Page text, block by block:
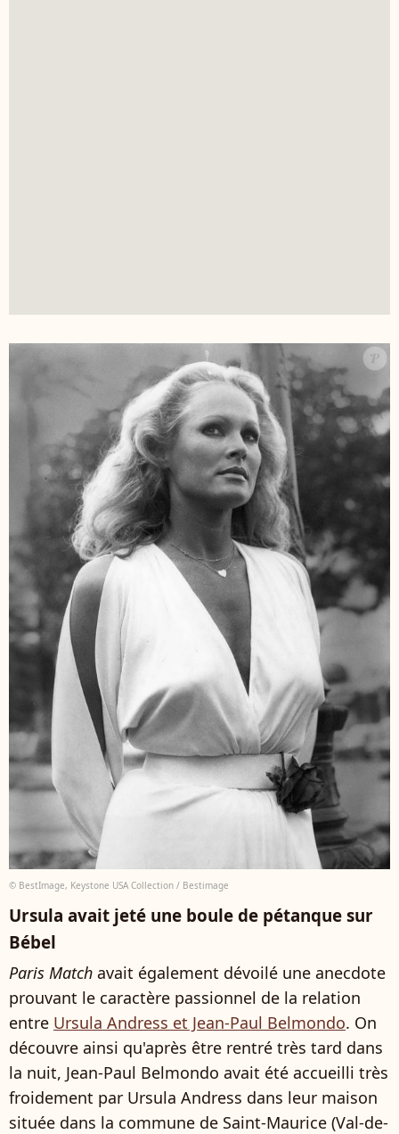
© BestImage, Keystone USA Collection / Bestimage
Ursula avait jeté une boule de pétanque sur
Bébel
Paris Match avait également dévoilé une anecdote
prouvant le caractère passionnel de la relation
entre Ursula Andress et Jean-Paul Belmondo. On
découvre ainsi qu'après être rentré très tard dans
la nuit, Jean-Paul Belmondo avait été accueilli très
froidement par Ursula Andress dans leur maison
située dans la commune de Saint-Maurice (Val-de-